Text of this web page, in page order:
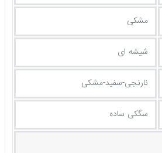
مشکی
شیشه ای
نارنجی-سفید-مشکی
سگکی ساده